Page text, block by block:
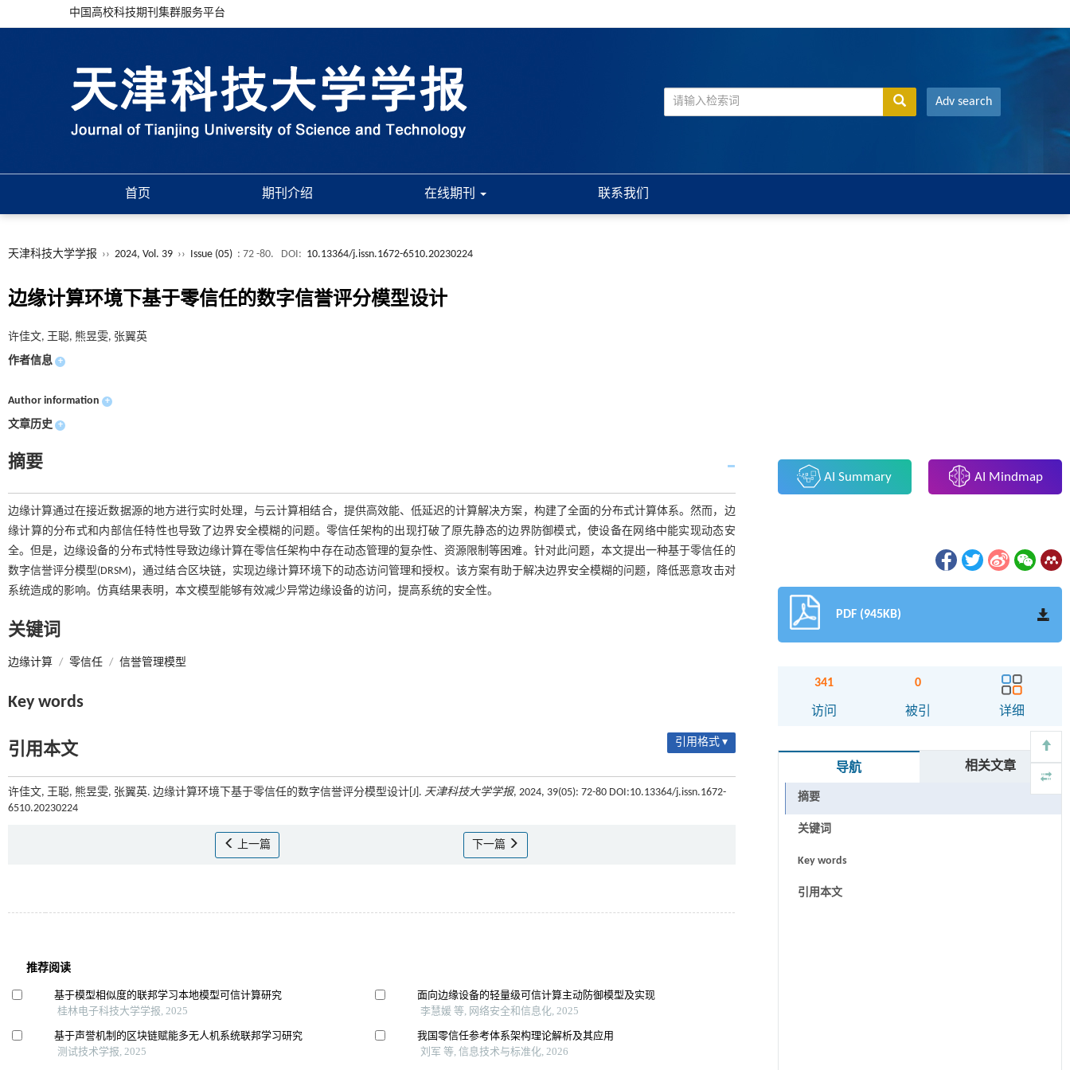
中国高校科技期刊集群服务平台
Adv search
首页 期刊介绍 在线期刊 联系我们
天津科技大学学报 ›› 2024, Vol. 39 ›› Issue (05) : 72 -80. DOI: 10.13364/j.issn.1672-6510.20230224
边缘计算环境下基于零信任的数字信誉评分模型设计
许佳文, 王聪, 熊昱雯, 张翼英
作者信息 +
Author information +
文章历史 +
摘要
边缘计算通过在接近数据源的地方进行实时处理，与云计算相结合，提供高效能、低延迟的计算解决方案，构建了全面的分布式计算体系。然而，边
缘计算的分布式和内部信任特性也导致了边界安全模糊的问题。零信任架构的出现打破了原先静态的边界防御模式，使设备在网络中能实现动态安
全。但是，边缘设备的分布式特性导致边缘计算在零信任架构中存在动态管理的复杂性、资源限制等困难。针对此问题，本文提出一种基于零信任的
数字信誉评分模型(DRSM)，通过结合区块链，实现边缘计算环境下的动态访问管理和授权。该方案有助于解决边界安全模糊的问题，降低恶意攻击对
系统造成的影响。仿真结果表明，本文模型能够有效减少异常边缘设备的访问，提高系统的安全性。
关键词
边缘计算 / 零信任 / 信誉管理模型
Key words
引用本文 引用格式 ▾
许佳文, 王聪, 熊昱雯, 张翼英. 边缘计算环境下基于零信任的数字信誉评分模型设计[J]. 天津科技大学学报, 2024, 39(05): 72-80 DOI:10.13364/j.issn.1672-
6510.20230224
上一篇 下一篇
AI Summary AI Mindmap
PDF (945KB)
341
访问
0
被引 详细
导航 相关文章
摘要
关键词
Key words
引用本文